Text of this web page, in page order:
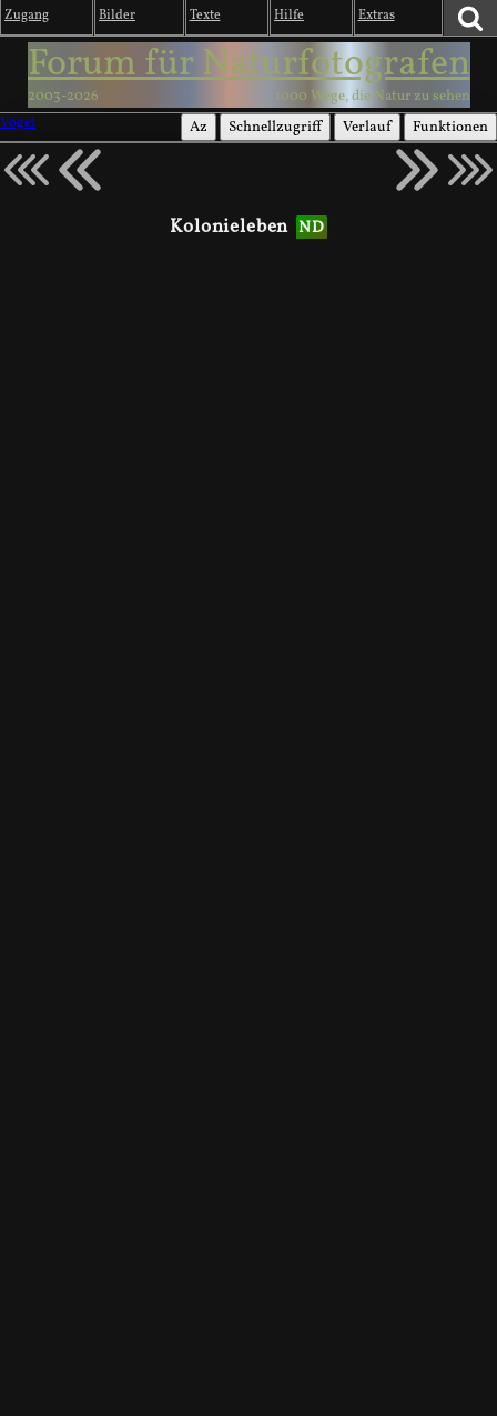
Zugang Bilder Texte Hilfe Extras
Forum für Naturfotografen
2003-2026
1000 Wege, die Natur zu sehen
Vögel
Az Schnellzugriff Verlauf Funktionen
Kolonieleben